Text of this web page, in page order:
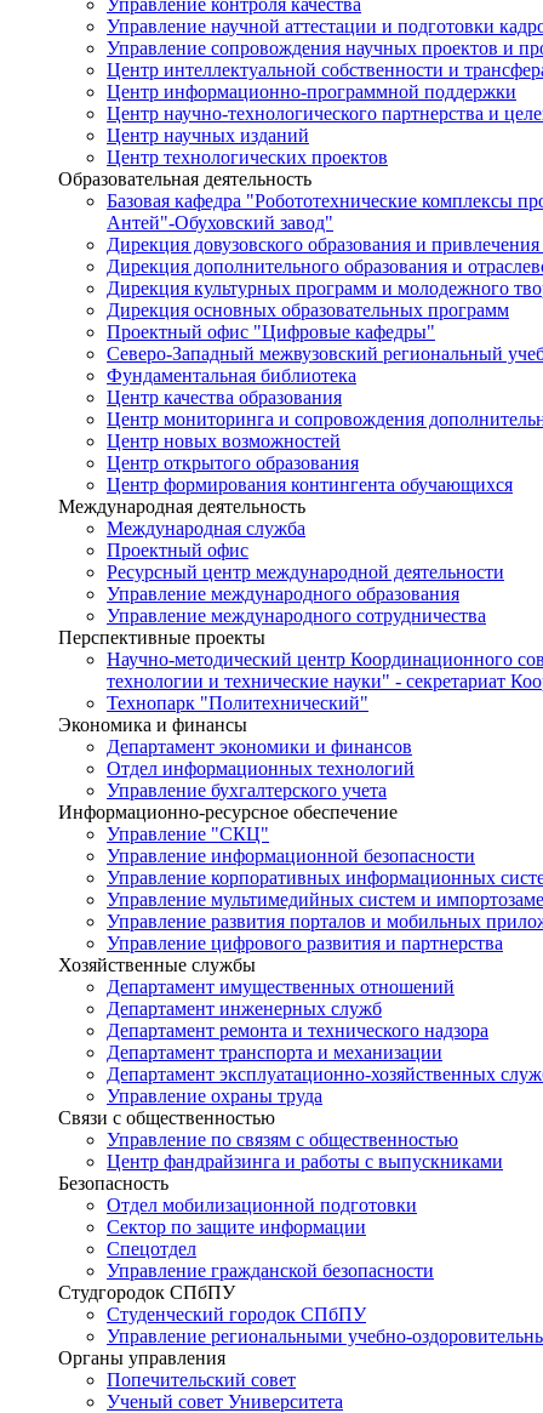
Управление научной аттестации и подготовки
Управление сопровождения научных проектов и
Центр интеллектуальной собственности и
Центр информационно-программной поддержки
Центр научно-технологического партнерства и
Центр научных изданий
Центр технологических проектов
Образовательная деятельность
Базовая кафедра "Робототехнические комплексы
Антей"-Обуховский завод"
Дирекция довузовского образования и привлечения
Дирекция дополнительного образования и
Дирекция культурных программ и молодежного
Дирекция основных образовательных программ
Проектный офис "Цифровые кафедры"
Северо-Западный межвузовский региональный
Фундаментальная библиотека
Центр качества образования
Центр мониторинга и сопровождения
Центр новых возможностей
Центр открытого образования
Центр формирования контингента обучающихся
Международная деятельность
Международная служба
Проектный офис
Ресурсный центр международной деятельности
Управление международного образования
Управление международного сотрудничества
Перспективные проекты
Научно-методический центр Координационного
технологии и технические науки" - секретариат
Технопарк "Политехнический"
Экономика и финансы
Департамент экономики и финансов
Отдел информационных технологий
Управление бухгалтерского учета
Информационно-ресурсное обеспечение
Управление "СКЦ"
Управление информационной безопасности
Управление корпоративных информационных
Управление мультимедийных систем и
Управление развития порталов и мобильных
Управление цифрового развития и партнерства
Хозяйственные службы
Департамент имущественных отношений
Департамент инженерных служб
Департамент ремонта и технического надзора
Департамент транспорта и механизации
Департамент эксплуатационно-хозяйственных
Управление охраны труда
Связи с общественностью
Управление по связям с общественностью
Центр фандрайзинга и работы с выпускниками
Безопасность
Отдел мобилизационной подготовки
Сектор по защите информации
Спецотдел
Управление гражданской безопасности
Студгородок СПбПУ
Студенческий городок СПбПУ
Управление региональными учебно-
Органы управления
Попечительский совет
Ученый совет Университета